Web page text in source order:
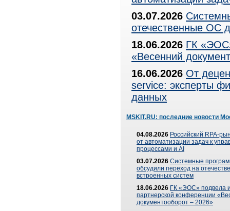
03.07.2026
отечественные ОС
18.06.2026 ГК
«Весенний
16.06.2026 От
service: эксперты
данных
MSKIT.RU: последние новости
04.08.2026 Российский RPA-
от автоматизации задач к
процессами и AI
03.07.2026 Системные
обсудили переход на
встроенных систем
18.06.2026 ГК «ЭОС» подвела
партнерской конференции
документооборот – 2026»